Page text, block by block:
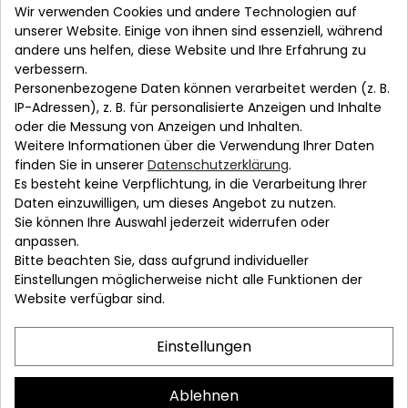
Allgemeine Geschäftsbedingungen
Datenschutzerklärung
Widerrufsbelehrung
Oberfranken
Bayern, Deutschland
info@rsmanufaktur.de
*Alle angegebenen Preise sind Endpreise zzgl.
Liefer-/Versandkosten. Aufgrund der
Kleinunternehmerregelung gem. § 19 UStG erheben wir
keine Umsatzsteuer und weisen diese daher auch nicht
aus.
Wir verwenden Cookies und andere Technologien auf
unserer Website. Einige von ihnen sind essenziell, während
andere uns helfen, diese Website und Ihre Erfahrung zu
verbessern.
Personenbezogene Daten können verarbeitet werden (z. B.
IP-Adressen), z. B. für personalisierte Anzeigen und Inhalte
oder die Messung von Anzeigen und Inhalten.
Weitere Informationen über die Verwendung Ihrer Daten
finden Sie in unserer Datenschutzerklärung.
Es besteht keine Verpflichtung, in die Verarbeitung Ihrer
Daten einzuwilligen, um dieses Angebot zu nutzen.
Sie können Ihre Auswahl jederzeit widerrufen oder
anpassen.
Bitte beachten Sie, dass aufgrund individueller
Einstellungen möglicherweise nicht alle Funktionen der
Website verfügbar sind.
Einstellungen
Ablehnen